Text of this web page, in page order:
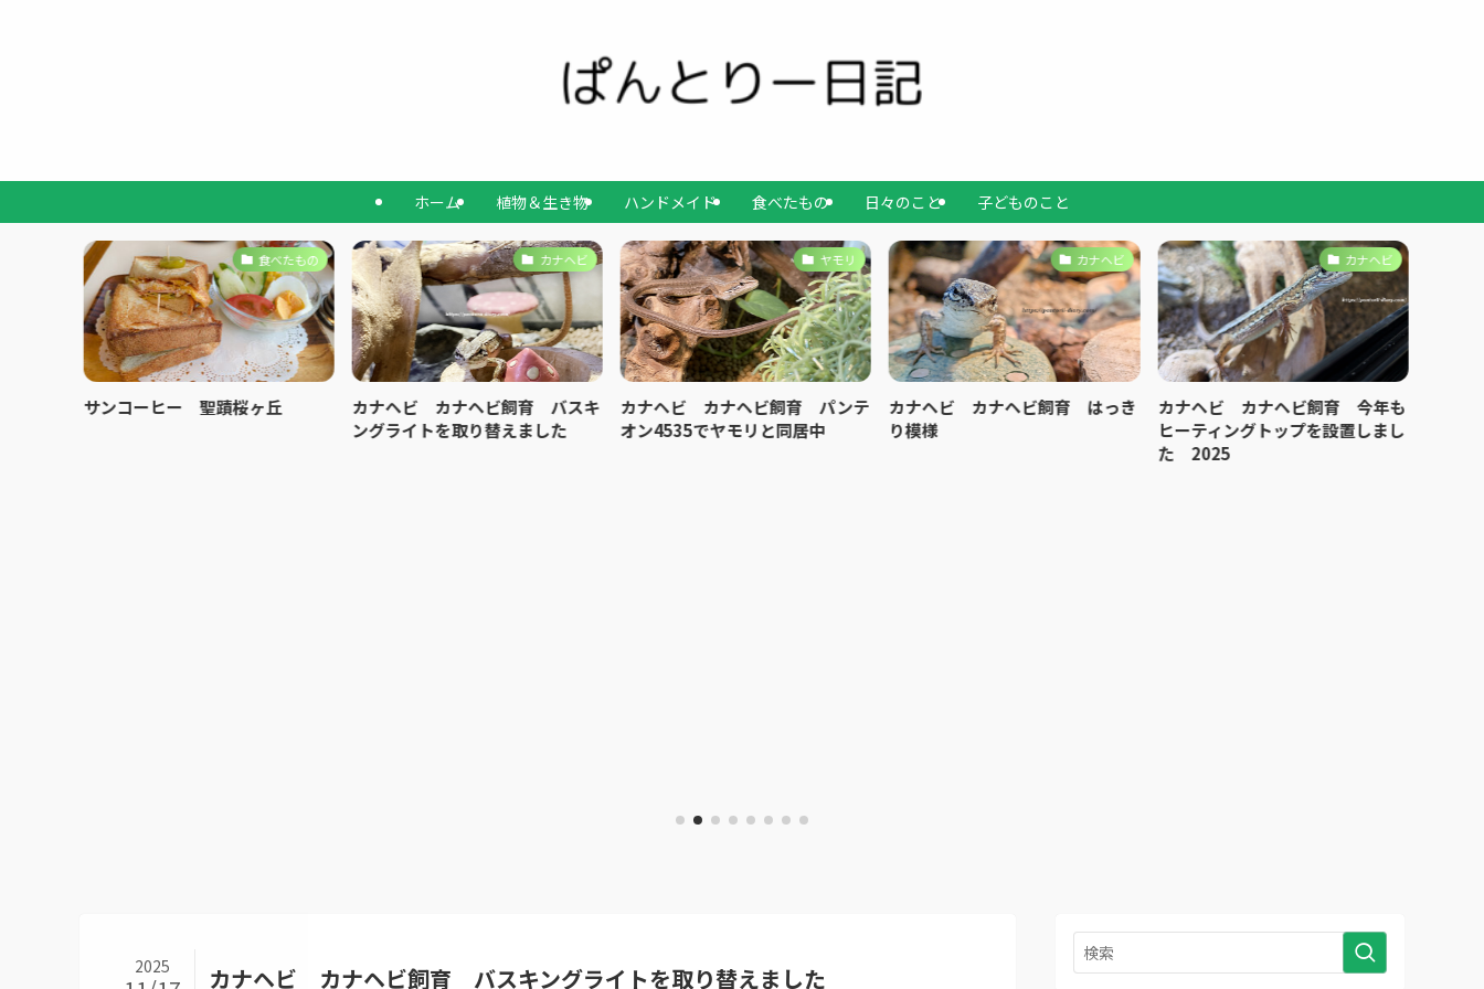
ホーム 植物＆生き物 ハンドメイド 食べたもの 日々のこと 子どものこと
食べたもの
サンコーヒー 聖蹟桜ヶ丘
カナヘビ
カナヘビ カナヘビ飼育 バスキ
ングライトを取り替えました
ヤモリ
カナヘビ カナヘビ飼育 パンテ
オン4535でヤモリと同居中
カナヘビ
カナヘビ カナヘビ飼育 はっき
り模様
カナヘビ
カナヘビ カナヘビ飼育 今年も
ヒーティングトップを設置しまし
た 2025
カナヘビ カナヘビ飼育 バスキングライトを取り替えました
2025